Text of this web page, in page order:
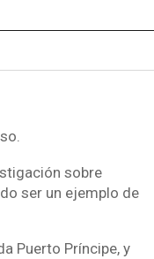
sobre
ser un ejemplo de
Puerto Príncipe, y